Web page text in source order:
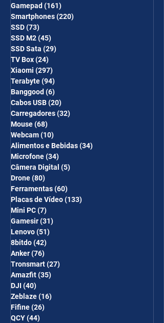
Gamepad (161)
Smartphones(220)
SSD(73)
SSD M2(45)
SSD Sata (29)
TV Box(24)
Xiaomi (297)
Terabyte(94)
Banggood (6)
Cabos USB(20)
Carregadores(32)
Mouse(68)
Webcam(10)
Alimentos e Bebidas(34)
Microfone(34)
Câmera Digital (5)
Drone(80)
Ferramentas(60)
Placas de Vídeo(133)
Mini PC(7)
Gamesir(31)
Lenovo(51)
8bitdo(42)
Anker(76)
Tronsmart(27)
Amazfit(35)
DJI (40)
Zeblaze(16)
Fifine(26)
QCY(44)